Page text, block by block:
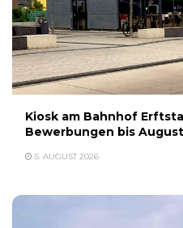
Kiosk am Bahnhof
Bewerbungen bis
5. AUGUST 2026